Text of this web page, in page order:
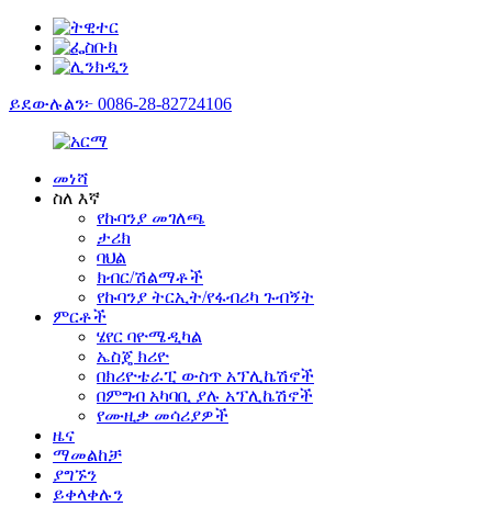
ይደውሉልን፦ 0086-28-82724106
መነሻ
ስለ እኛ
የኩባንያ መገለጫ
ታሪክ
ባህል
ክብር/ሽልማቶች
የኩባንያ ትርኢት/የፋብሪካ ጉብኝት
ምርቶች
ሄየር ባዮሜዲካል
ኤስጄ ክሪዮ
በክሪዮቴራፒ ውስጥ አፕሊኬሽኖች
በምግብ አካባቢ ያሉ አፕሊኬሽኖች
የሙዚቃ መሳሪያዎች
ዜና
ማመልከቻ
ያግኙን
ይቀላቀሉን